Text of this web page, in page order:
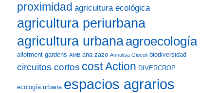
proximidad agricultura ecológica
agricultura periurbana
agricultura urbanaagroecología
allotment gardens AMB ana zazo Annalisa Giocoli biodiversidad
circuitos cortos cost Action DIVERCROP
ecología urbana espacios agrarios